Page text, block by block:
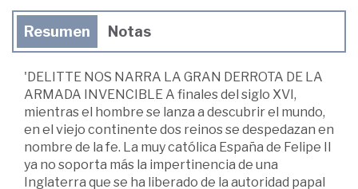
Resumen Notas
'DELITTE NOS NARRA LA GRAN DERROTA DE LA
ARMADA INVENCIBLE A finales del siglo XVI,
mientras el hombre se lanza a descubrir el mundo,
en el viejo continente dos reinos se despedazan en
nombre de la fe. La muy católica España de Felipe II
ya no soporta más la impertinencia de una
Inglaterra que se ha liberado de la autoridad papal